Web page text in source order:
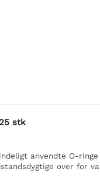
stk
anvendte O-
over for